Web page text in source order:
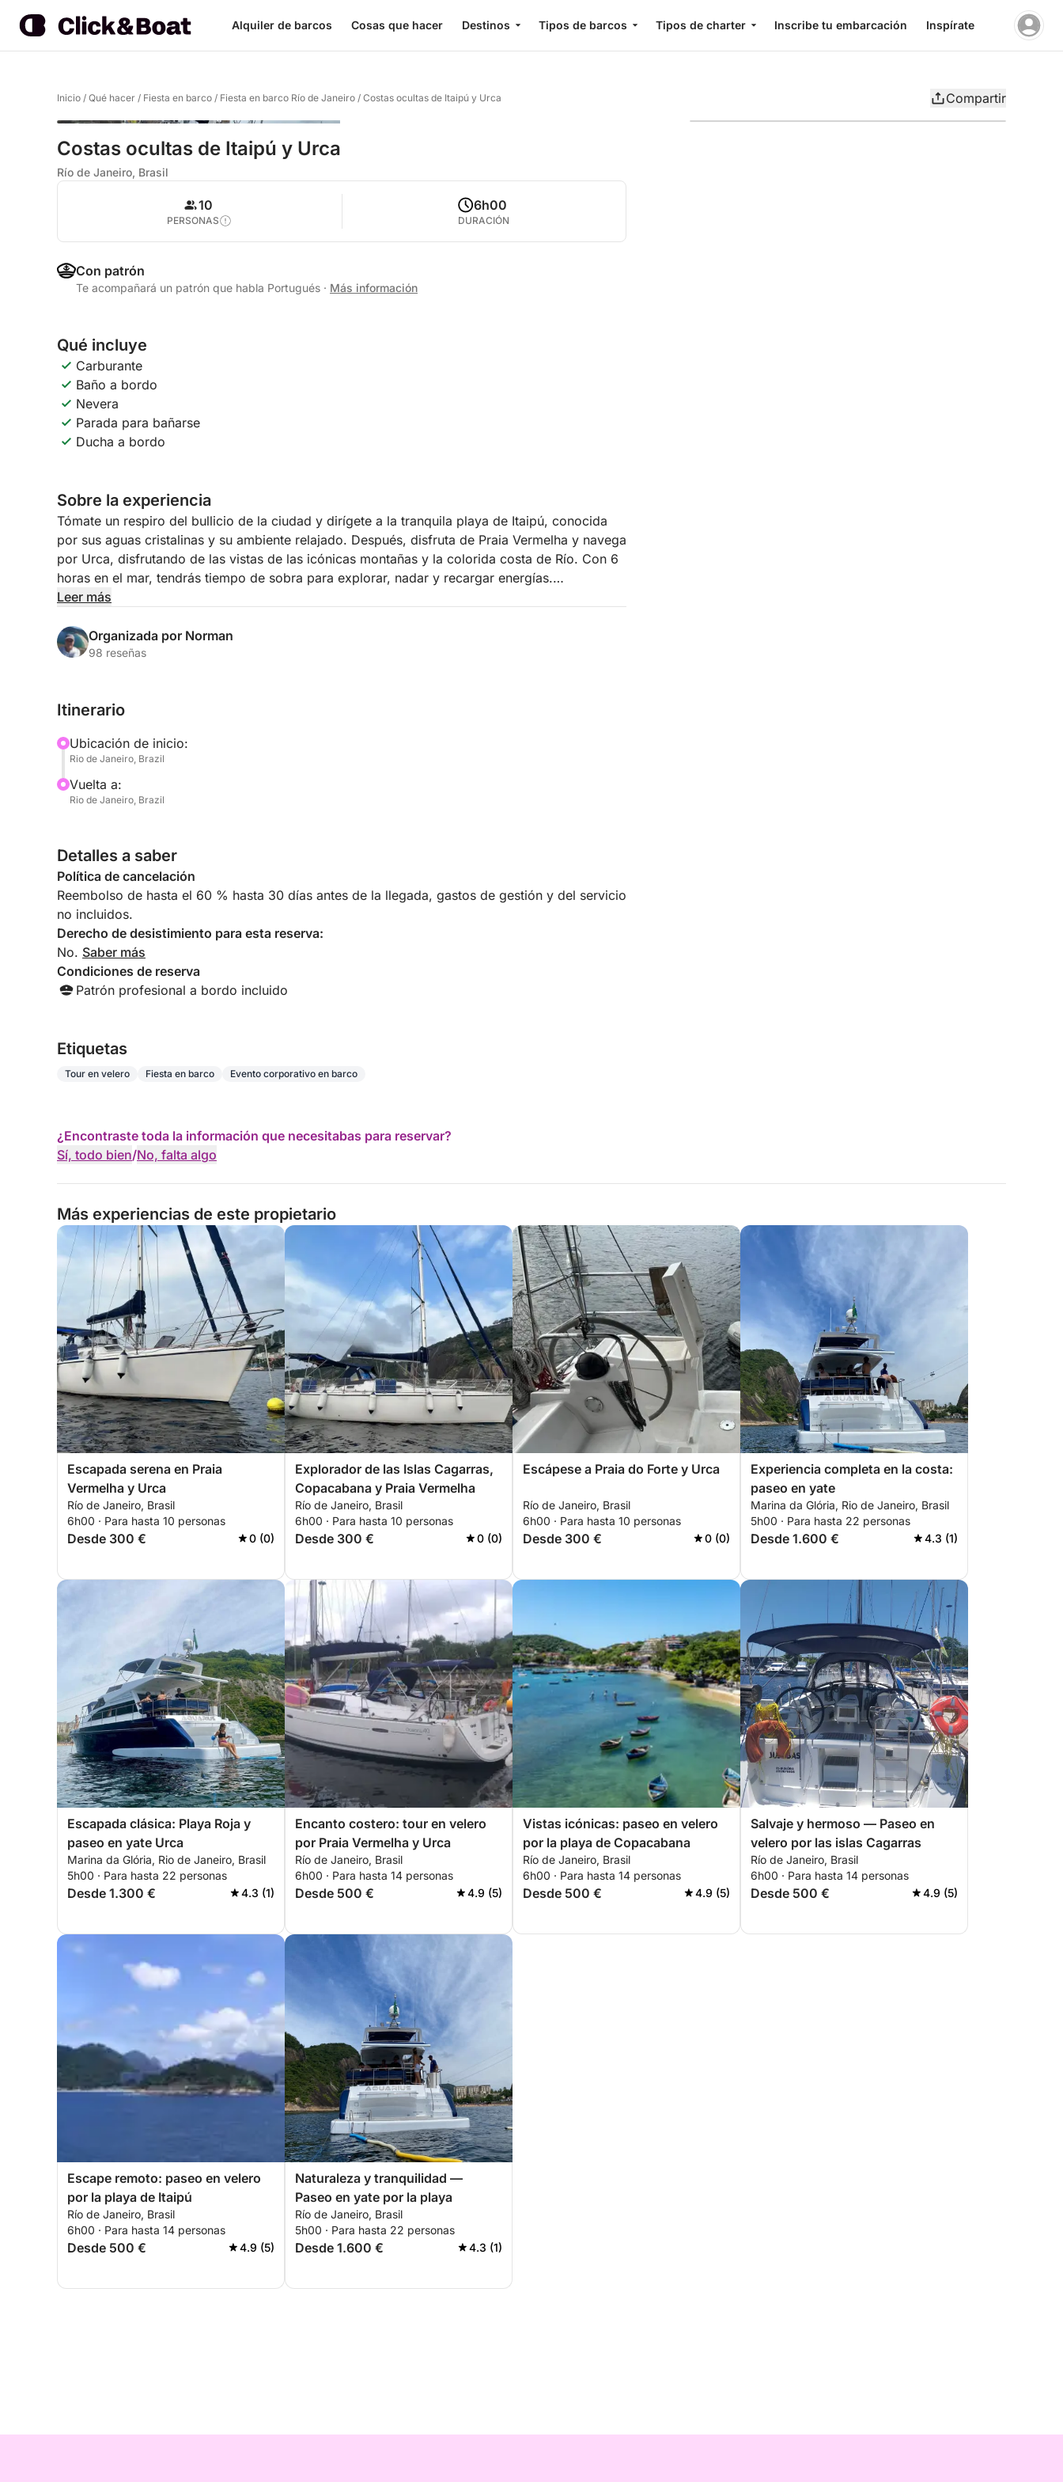
Alquiler de barcos Cosas que hacer Destinos Tipos de barcos Tipos de charter Inscribe tu embarcación Inspírate
Inicio / Qué hacer / Fiesta en barco / Fiesta en barco Río de Janeiro / Costas ocultas de Itaipú y Urca Compartir
Costas ocultas de Itaipú y Urca
Río de Janeiro, Brasil
10
PERSONAS
6h00
DURACIÓN
Con patrón
Te acompañará un patrón que habla Portugués · Más información
Qué incluye
Carburante
Baño a bordo
Nevera
Parada para bañarse
Ducha a bordo
Sobre la experiencia
Tómate un respiro del bullicio de la ciudad y dirígete a la tranquila playa de Itaipú, conocida
por sus aguas cristalinas y su ambiente relajado. Después, disfruta de Praia Vermelha y navega
por Urca, disfrutando de las vistas de las icónicas montañas y la colorida costa de Río. Con 6
horas en el mar, tendrás tiempo de sobra para explorar, nadar y recargar energías.
alrededores: relajados, acogedores y totalmente personalizados. Vamos más allá de las típicas
paradas turísticas para ofrecerte la auténtica belleza costera brasileña. Ven por las vistas,
Leer más
Organizada por Norman
98 reseñas
Itinerario
Ubicación de inicio:
Rio de Janeiro, Brazil
Vuelta a:
Rio de Janeiro, Brazil
Detalles a saber
Política de cancelación
Reembolso de hasta el 60 % hasta 30 días antes de la llegada, gastos de gestión y del servicio
no incluidos.
Derecho de desistimiento para esta reserva:
No. Saber más
Condiciones de reserva
Patrón profesional a bordo incluido
Etiquetas
Tour en velero Fiesta en barco Evento corporativo en barco
¿Encontraste toda la información que necesitabas para reservar?
Sí, todo bien/No, falta algo
Más experiencias de este propietario
Escapada serena en Praia
Vermelha y Urca
Río de Janeiro, Brasil
6h00 · Para hasta 10 personas
Desde 300 € 0 (0)
Explorador de las Islas Cagarras,
Copacabana y Praia Vermelha
Río de Janeiro, Brasil
6h00 · Para hasta 10 personas
Desde 300 € 0 (0)
Escápese a Praia do Forte y Urca
Río de Janeiro, Brasil
6h00 · Para hasta 10 personas
Desde 300 € 0 (0)
Experiencia completa en la costa:
paseo en yate
Marina da Glória, Rio de Janeiro, Brasil
5h00 · Para hasta 22 personas
Desde 1.600 € 4.3 (1)
Escapada clásica: Playa Roja y
paseo en yate Urca
Marina da Glória, Rio de Janeiro, Brasil
5h00 · Para hasta 22 personas
Desde 1.300 € 4.3 (1)
Encanto costero: tour en velero
por Praia Vermelha y Urca
Río de Janeiro, Brasil
6h00 · Para hasta 14 personas
Desde 500 € 4.9 (5)
Vistas icónicas: paseo en velero
por la playa de Copacabana
Río de Janeiro, Brasil
6h00 · Para hasta 14 personas
Desde 500 € 4.9 (5)
Salvaje y hermoso — Paseo en
velero por las islas Cagarras
Río de Janeiro, Brasil
6h00 · Para hasta 14 personas
Desde 500 € 4.9 (5)
Escape remoto: paseo en velero
por la playa de Itaipú
Río de Janeiro, Brasil
6h00 · Para hasta 14 personas
Desde 500 € 4.9 (5)
Naturaleza y tranquilidad —
Paseo en yate por la playa
Río de Janeiro, Brasil
5h00 · Para hasta 22 personas
Desde 1.600 € 4.3 (1)